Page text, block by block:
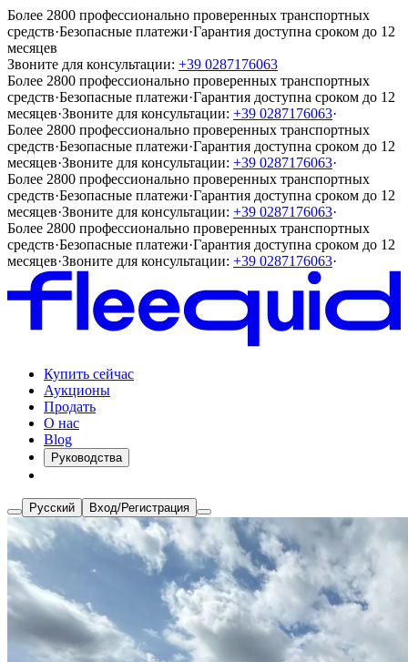
Более 2800 профессионально проверенных транспортных
средств·Безопасные платежи·Гарантия доступна сроком до 12
месяцев
Звоните для консультации: +39 0287176063
Более 2800 профессионально проверенных транспортных
средств·Безопасные платежи·Гарантия доступна сроком до 12
месяцев·Звоните для консультации: +39 0287176063·
Более 2800 профессионально проверенных транспортных
средств·Безопасные платежи·Гарантия доступна сроком до 12
месяцев·Звоните для консультации: +39 0287176063·
Более 2800 профессионально проверенных транспортных
средств·Безопасные платежи·Гарантия доступна сроком до 12
месяцев·Звоните для консультации: +39 0287176063·
Более 2800 профессионально проверенных транспортных
средств·Безопасные платежи·Гарантия доступна сроком до 12
месяцев·Звоните для консультации: +39 0287176063·
Купить сейчас
Аукционы
Продать
О нас
Blog
Руководства
Русский Вход/Регистрация